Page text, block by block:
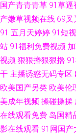
国产青青青草 91草逼
产嫩草视频在线 69叉
91 五月天婷婷 91短
站 91福利免费视频
视频 狠狠擼狠狠擼
干 主播诱惑无码专区
欧美国产另类 欧美伦
美成年视频 操碰操揉
在线观看免费 岛国精
影在线观看 91网国产